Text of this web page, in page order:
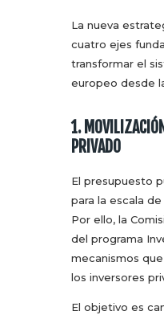
La nueva
cuatro ejes
transformar el
europeo desde
1.
PRIVADO
El presupuesto
para la escala
Por ello, la
del programa
mecanismos
los inversores
El objetivo es